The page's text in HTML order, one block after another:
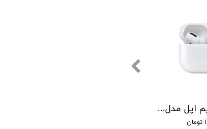
هدفون بی سیم اپل مدل AirPods Pro 2nd Generation همراه با محفظه شارژ طرح اصل